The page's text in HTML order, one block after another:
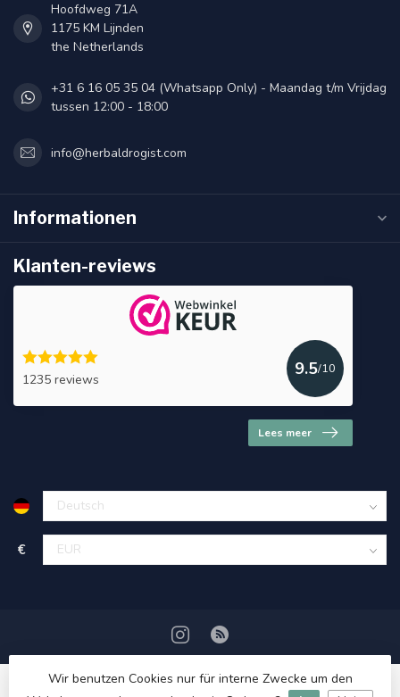
Hoofdweg 71A
1175 KM Lijnden
the Netherlands
+31 6 16 05 35 04 (Whatsapp Only) - Maandag t/m Vrijdag
tussen 12:00 - 18:00
info@herbaldrogist.com
Informationen
Klanten-reviews
1235 reviews
9.5/10
Lees meer
€
Wir benutzen Cookies nur für interne Zwecke um den